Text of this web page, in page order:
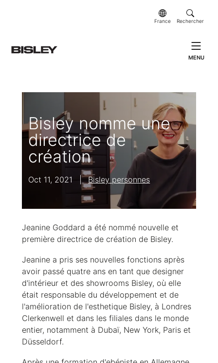
France Rechercher
MENU
Bisley nomme une
directrice de
création
Oct 11, 2021 | Bisley personnes
Jeanine Goddard a été nommé nouvelle et
première directrice de création de Bisley.
Jeanine a pris ses nouvelles fonctions après
avoir passé quatre ans en tant que designer
d'intérieur et des showrooms Bisley, où elle
était responsable du développement et de
l'amélioration de l'esthetique Bisley, à Londres
Clerkenwell et dans les filiales dans le monde
entier, notamment à Dubaï, New York, Paris et
Düsseldorf.